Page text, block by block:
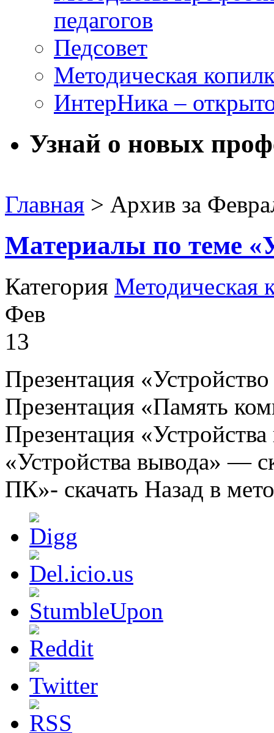
педагогов
Педсовет
Методическая
ИнтерНика –
Узнай о новых
Главная > Архив за
Материалы по теме
Категория Методическая
Фев
13
Презентация
Презентация «Память
Презентация
«Устройства вывода» —
ПК»- скачать Назад в